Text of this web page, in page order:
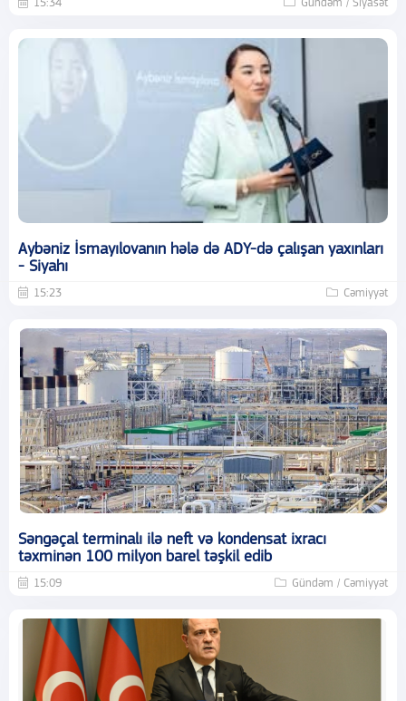
15:34 Gündəm / Siyasət
Aybəniz İsmayılovanın hələ də ADY-də çalışan yaxınları
- Siyahı
15:23 Cəmiyyət
Səngəçal terminalı ilə neft və kondensat ixracı
təxminən 100 milyon barel təşkil edib
15:09 Gündəm / Cəmiyyət